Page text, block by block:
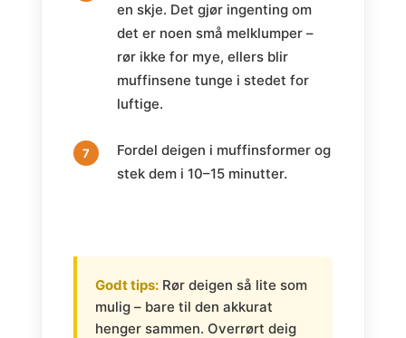
en skje. Det gjør ingenting om
det er noen små melklumper –
rør ikke for mye, ellers blir
muffinsene tunge i stedet for
luftige.
Fordel deigen i muffinsformer og
stek dem i 10–15 minutter.
Godt tips:Rør deigen så lite som
mulig – bare til den akkurat
henger sammen. Overrørt deig